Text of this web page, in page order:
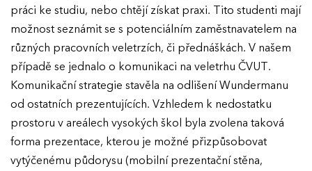
VÝSLEDKY
Ročník 2025
Ročník 2023
Ročník 2022
Ročník 2021
GALERIE
KONTAKTY
práci ke studiu, nebo chtějí získat praxi. Tito studenti mají
možnost seznámit se s potenciálním zaměstnavatelem na
různých pracovních veletrzích, či přednáškách. V našem
případě se jednalo o komunikaci na veletrhu ČVUT.
Komunikační strategie stavěla na odlišení Wundermanu
od ostatních prezentujících. Vzhledem k nedostatku
prostoru v areálech vysokých škol byla zvolena taková
forma prezentace, kterou je možné přizpůsobovat
vytýčenému půdorysu (mobilní prezentační stěna,